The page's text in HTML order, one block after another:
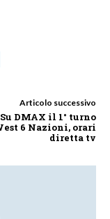
Articolo successivo
Su DMAX il 1° turno
6 Nazioni, orari
diretta tv